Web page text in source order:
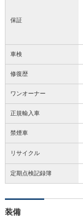
保証
車検
修復歴
ワンオーナー
正規輸入車
禁煙車
リサイクル
定期点検記録簿
装備